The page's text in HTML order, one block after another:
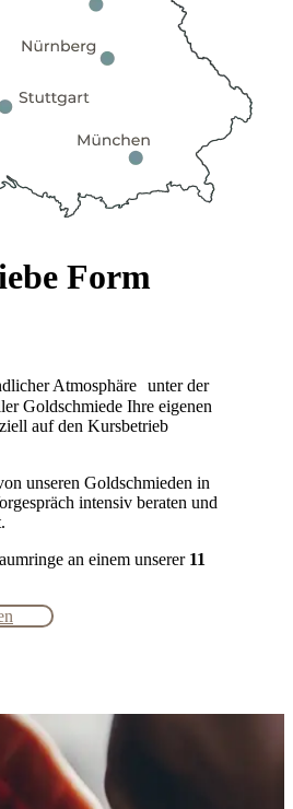
Form
Atmosphäre unter der
Goldschmiede Ihre eigenen
auf den Kursbetrieb
unseren Goldschmieden in
intensiv beraten und
an einem unserer 11